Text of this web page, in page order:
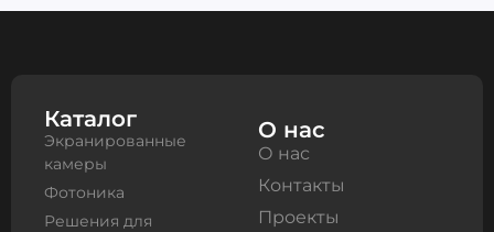
Каталог
Экранированные
камеры
Фотоника
Решения для
О нас
О нас
Контакты
Проекты